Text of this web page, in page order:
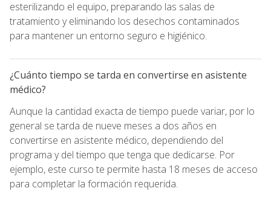
esterilizando el equipo, preparando las salas de
tratamiento y eliminando los desechos contaminados
para mantener un entorno seguro e higiénico.
¿Cuánto tiempo se tarda en convertirse en asistente
médico?
Aunque la cantidad exacta de tiempo puede variar, por lo
general se tarda de nueve meses a dos años en
convertirse en asistente médico, dependiendo del
programa y del tiempo que tenga que dedicarse. Por
ejemplo, este curso te permite hasta 18 meses de acceso
para completar la formación requerida.